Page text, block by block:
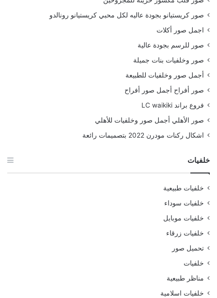
صور كريستيانو بجودة عاليه لكل محبي كريستيانو رونالدو
اجمل صور أكلات
صور للرسم بجودة عالية
صور وخلفيات بنات جميلة
أجمل صور وخلفيات للطبيعة
صور أفراح أجمل صور أفراح
فروع براند LC waikiki
صور الأهلي أجمل صور وخلفيات للأهلي
اشكال ركنات مودرن 2022 بتصميمات رائعة
خلفيات
خلفيات طبيعية
خلفيات سوداء
خلفيات موبايل
خلفيات زرقاء
تحميل صور
خلفيات
مناظر طبيعية
خلفيات اسلامية